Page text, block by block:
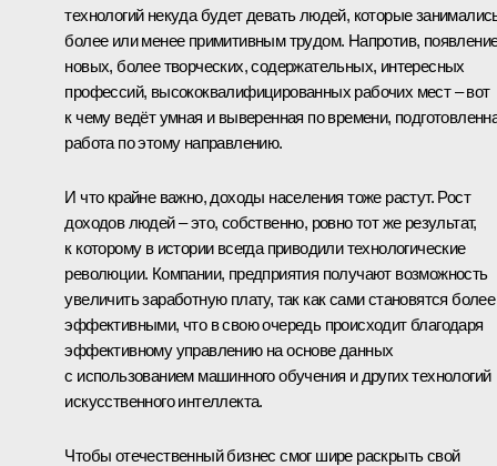
технологий некуда будет девать людей, которые
более или менее примитивным трудом. Напротив,
новых, более творческих, содержательных, интересных
профессий, высококвалифицированных рабочих мест – вот
к чему ведёт умная и выверенная по времени,
работа по этому направлению.
И что крайне важно, доходы населения тоже растут. Рост
доходов людей – это, собственно, ровно тот же результат,
к которому в истории всегда приводили технологические
революции. Компании, предприятия получают возможность
увеличить заработную плату, так как сами становятся более
эффективными, что в свою очередь происходит благодаря
эффективному управлению на основе данных
с использованием машинного обучения и других технологий
искусственного интеллекта.
Чтобы отечественный бизнес смог шире раскрыть свой